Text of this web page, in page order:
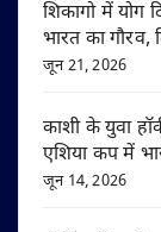
शिकागो में योग
भारत का गौरव,
जून 21, 2026
काशी के युवा
एशिया कप में
जून 14, 2026